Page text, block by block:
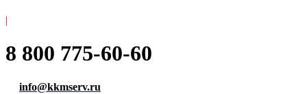
|
8 800 775-60-60
info@kkmserv.ru